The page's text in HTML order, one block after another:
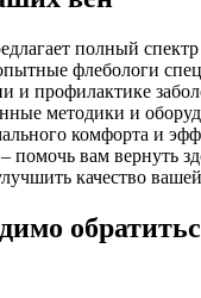
полный спектр
флебологи
и профилактике
методики и
комфорта и
помочь вам вернуть
качество